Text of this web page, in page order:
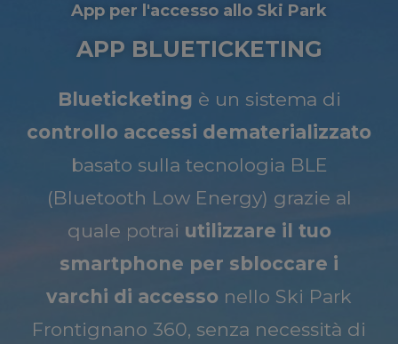
App per l'accesso allo Ski Park
APP BLUETICKETING
Blueticketing è un sistema di
controllo accessi dematerializzato
basato sulla tecnologia BLE
(Bluetooth Low Energy) grazie al
quale potrai utilizzare il tuo
smartphone per sbloccare i
varchi di accesso nello Ski Park
Frontignano 360, senza necessità di